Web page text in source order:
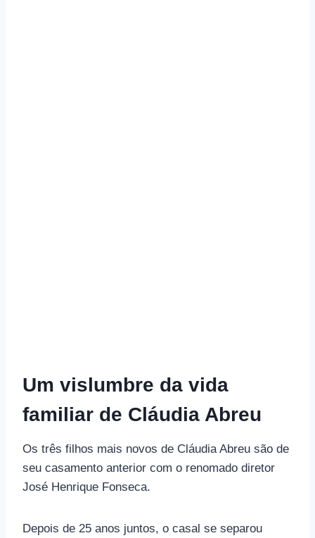
Um vislumbre da vida
familiar de Cláudia Abreu
Os três filhos mais novos de Cláudia Abreu são de
seu casamento anterior com o renomado diretor
José Henrique Fonseca.
Depois de 25 anos juntos, o casal se separou